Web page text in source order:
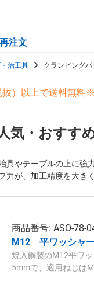
注文
治工具 クランピング
）以上で送料無料
気・おすす
具やテーブルの上に
が、加工精度を大き
商品番号: ASO-78-
M12 平ワッシャ
焼入鋼製のM12平ワ
5mmで、適用ねじは